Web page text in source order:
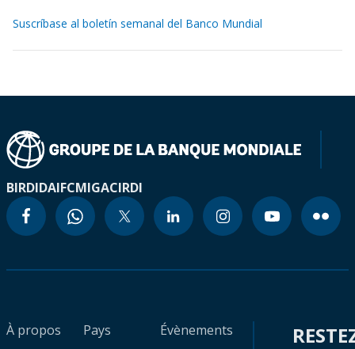
Suscríbase al boletín semanal del Banco Mundial
BIRDIDAIFCMIGACIRDI
À propos
Pays
Évènements